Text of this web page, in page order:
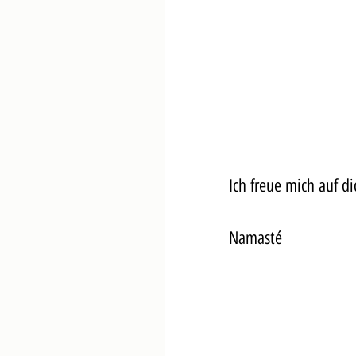
Ich freue mich auf
Namasté